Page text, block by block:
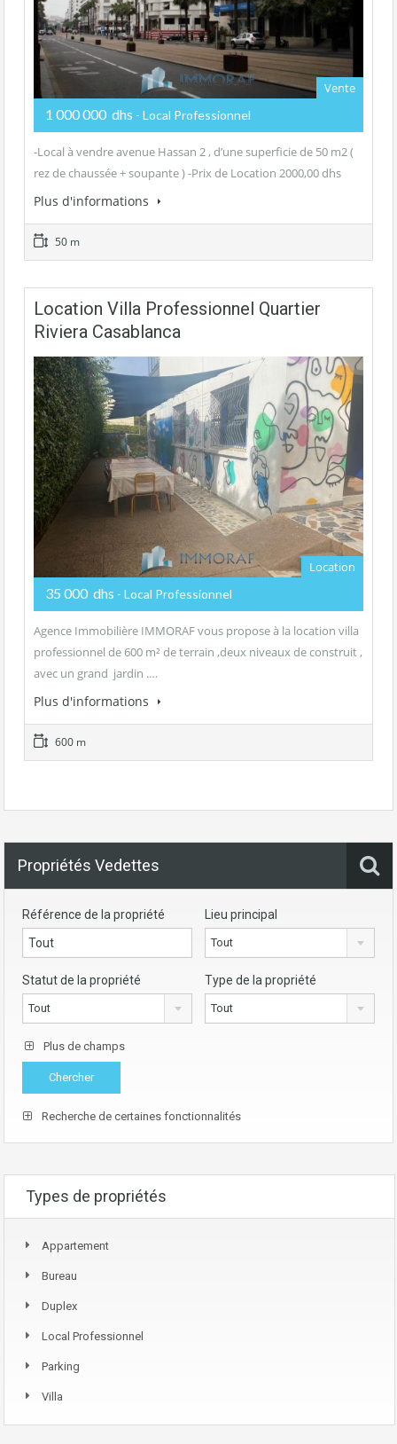
Vente
1 000 000 dhs - Local Professionnel
-Local à vendre avenue Hassan 2 , d’une superficie de 50 m2 (
rez de chaussée + soupante ) -Prix de Location 2000,00 dhs
Plus d'informations
50 m
Location Villa Professionnel Quartier
Riviera Casablanca
Location
35 000 dhs - Local Professionnel
Agence Immobilière IMMORAF vous propose à la location villa
professionnel de 600 m² de terrain ,deux niveaux de construit ,
avec un grand jardin .…
Plus d'informations
600 m
Propriétés Vedettes
Référence de la propriété Lieu principal
Tout
Statut de la propriété
Tout
Type de la propriété
Tout
Plus de champs
Recherche de certaines fonctionnalités
Types de propriétés
Appartement
Bureau
Duplex
Local Professionnel
Parking
Villa